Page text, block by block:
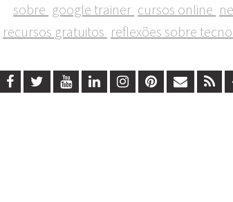
sobre google trainer cursos online
recursos gratuitos reflexões sobre